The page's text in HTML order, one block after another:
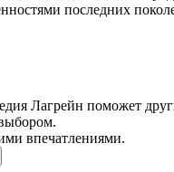
последних
Лагрейн поможет
впечатлениями.